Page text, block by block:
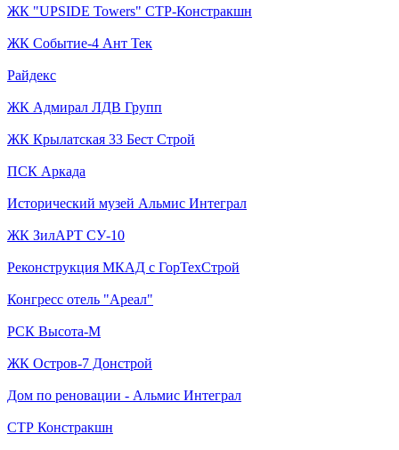
ЖК "UPSIDE Towers" СТР-Констракшн
ЖК Событие-4 Ант Тек
Райдекс
ЖК Адмирал ЛДВ Групп
ЖК Крылатская 33 Бест Строй
ПСК Аркада
Исторический музей Альмис Интеграл
ЖК ЗилАРТ СУ-10
Реконструкция МКАД с ГорТехСтрой
Конгресс отель "Ареал"
РСК Высота-М
ЖК Остров-7 Донстрой
Дом по реновации - Альмис Интеграл
СТР Констракшн